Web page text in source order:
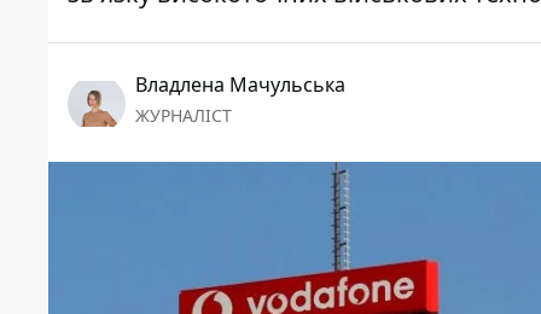
Владлена Мачульська
ЖУРНАЛІСТ